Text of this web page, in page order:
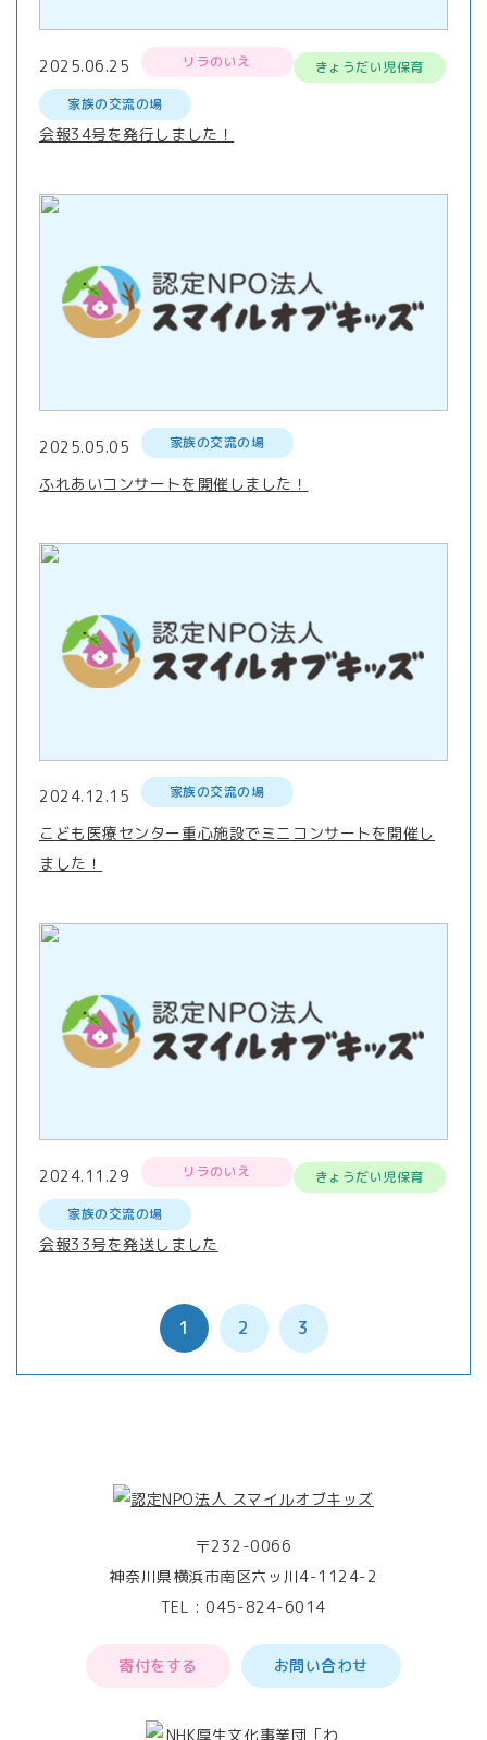
2025.06.25 リラのいえ
きょうだい児保育
家族の交流の場
会報34号を発行しました！
2025.05.05 家族の交流の場
ふれあいコンサートを開催しました！
2024.12.15 家族の交流の場
こども医療センター重心施設でミニコンサートを開催し
ました！
2024.11.29 リラのいえ
きょうだい児保育
家族の交流の場
会報33号を発送しました
1 2 3
〒232-0066
神奈川県横浜市南区六ッ川4-1124-2
TEL :045-824-6014
寄付をする お問い合わせ